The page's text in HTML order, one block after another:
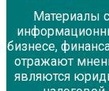
Материалы
бизнесе,
отражают
являются